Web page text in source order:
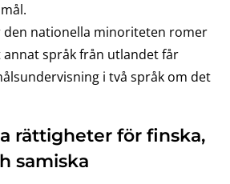
nationella minoriteten romer
annat språk från utlandet får
i två språk om det
rättigheter för finska,
samiska